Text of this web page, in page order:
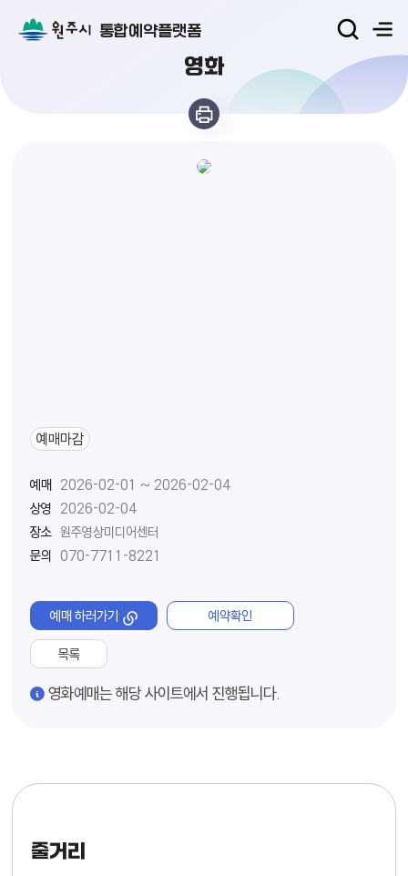
통합예약플랫폼
영화
예매마감
예매 2026-02-01 ~ 2026-02-04
상영 2026-02-04
장소 원주영상미디어센터
문의 070-7711-8221
예매 하러가기 예약확인
목록
영화예매는 해당 사이트에서 진행됩니다.
줄거리